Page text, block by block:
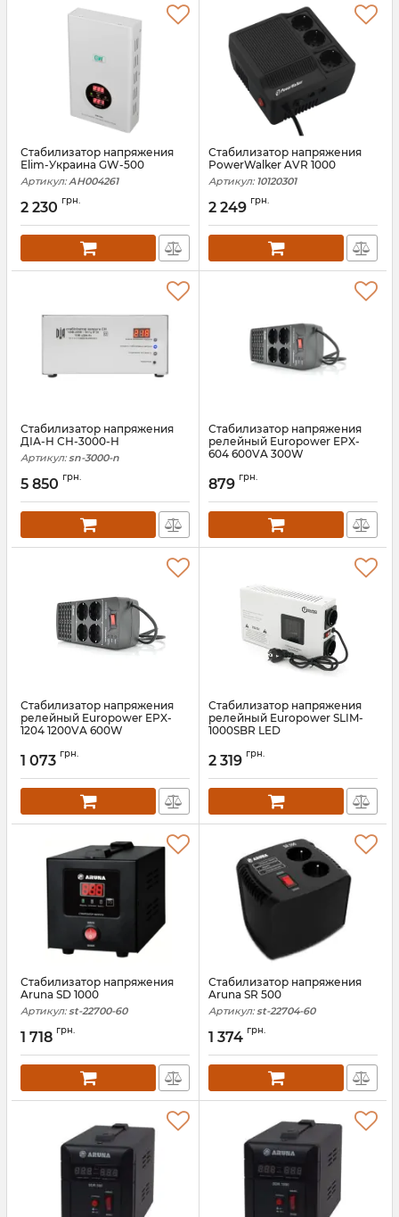
Стабилизатор напряжения
Elim-Украина GW-500
Артикул: АН004261
2 230 грн.
Стабилизатор напряжения
PowerWalker AVR 1000
Артикул: 10120301
2 249 грн.
Стабилизатор напряжения
ДІА-Н СН-3000-Н
Артикул: sn-3000-n
5 850 грн.
Стабилизатор напряжения
релейный Europower EPX-
604 600VA 300W
879 грн.
Стабилизатор напряжения
релейный Europower EPX-
1204 1200VA 600W
1 073 грн.
Стабилизатор напряжения
релейный Europower SLIM-
1000SBR LED
2 319 грн.
Стабилизатор напряжения
Aruna SD 1000
Артикул: st-22700-60
1 718 грн.
Стабилизатор напряжения
Aruna SR 500
Артикул: st-22704-60
1 374 грн.